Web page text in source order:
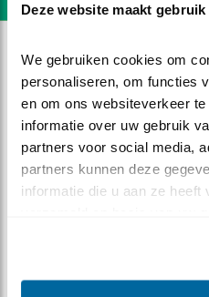
Deze website maakt
We gebruiken cookies om
personaliseren, om functies
en om ons websiteverkeer
informatie over uw gebruik
partners voor social media,
partners kunnen deze
informatie die u aan ze heeft